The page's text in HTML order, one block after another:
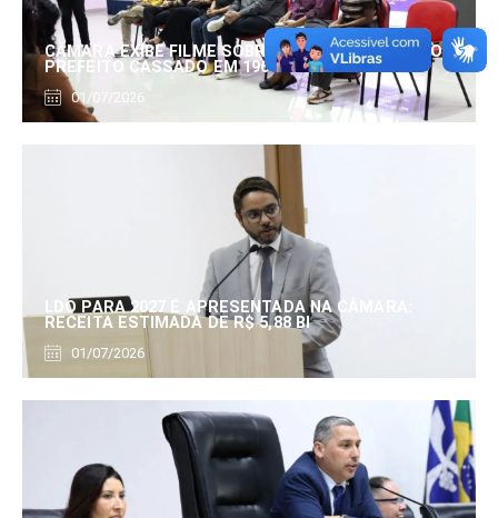
CÂMARA EXIBE FILME SOBRE EDUARDO SERRANO,
PREFEITO CASSADO EM 1960
01/07/2026
LDO PARA 2027 É APRESENTADA NA CÂMARA:
RECEITA ESTIMADA DE R$ 5,88 BI
01/07/2026